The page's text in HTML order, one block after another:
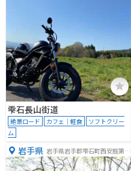
雫石長山街道
絶景ロード カフェ｜軽食
ソフトクリー
ム
岩手県 岩手県岩手郡雫石町西安庭第４
６地割